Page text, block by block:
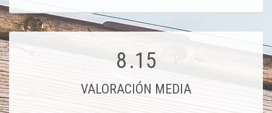
8.15
VALORACIÓN MEDIA